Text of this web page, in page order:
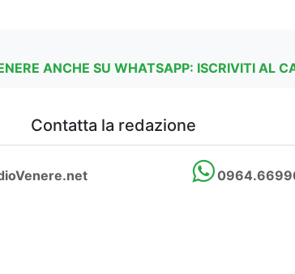
ANCHE SU WHATSAPP: ISCRIVITI AL
Contatta la redazione